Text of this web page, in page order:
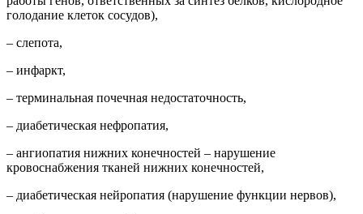
голодание клеток сосудов),
– слепота,
– инфаркт,
– терминальная почечная недостаточность,
– диабетическая нефропатия,
– ангиопатия нижних конечностей – нарушение
кровоснабжения тканей нижних конечностей,
– диабетическая нейропатия (нарушение функции нервов),